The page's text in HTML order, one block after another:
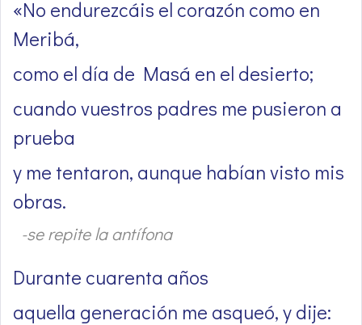
«No endurezcáis el corazón como en
Meribá,
como el día de Masá en el desierto;
cuando vuestros padres me pusieron a
prueba
y me tentaron, aunque habían visto mis
obras.
-se repite la antífona
Durante cuarenta años
aquella generación me asqueó, y dije: